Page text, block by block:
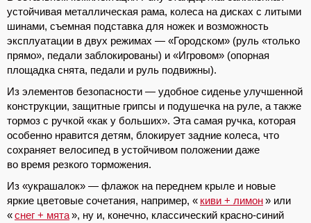
устойчивая металлическая рама, колеса на дисках с литыми
шинами, съемная подставка для ножек и возможность
эксплуатации в двух режимах — «Городском» (руль «только
прямо», педали заблокированы) и «Игровом» (опорная
площадка снята, педали и руль подвижны).
Из элементов безопасности — удобное сиденье улучшенной
конструкции, защитные грипсы и подушечка на руле, а также
тормоз с ручкой «как у больших». Эта самая ручка, которая
особенно нравится детям, блокирует задние колеса, что
сохраняет велосипед в устойчивом положении даже
во время резкого торможения.
Из «украшалок» — флажок на переднем крыле и новые
яркие цветовые сочетания, например, « киви + лимон» или
«снег + мята», ну и, конечно, классический красно-синий